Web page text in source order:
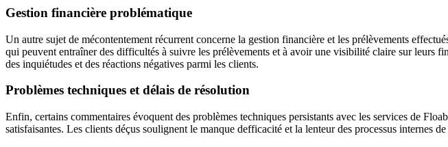
Gestion financière problématique
Un autre sujet de mécontentement récurrent concerne la gestion financière et les prélèvements
qui peuvent entraîner des difficultés à suivre les prélèvements et à avoir une visibilité claire sur leurs
des inquiétudes et des réactions négatives parmi les clients.
Problèmes techniques et délais de résolution
Enfin, certains commentaires évoquent des problèmes techniques persistants avec les services de
satisfaisantes. Les clients déçus soulignent le manque defficacité et la lenteur des processus internes